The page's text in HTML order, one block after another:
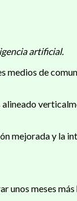
artificial.
medios de
mejorada y la
unos meses